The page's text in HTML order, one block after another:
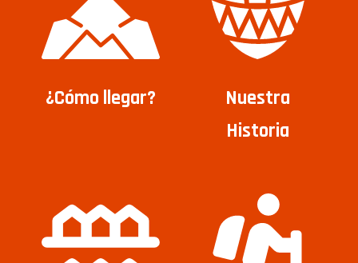
¿Cómo llegar?
Nuestra
Historia